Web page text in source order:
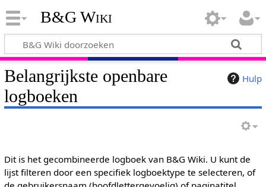
B&G Wiki
Hulp
Belangrijkste openbare
logboeken
Dit is het gecombineerde logboek van B&G Wiki. U kunt de
lijst filteren door een specifiek logboektype te selecteren, of